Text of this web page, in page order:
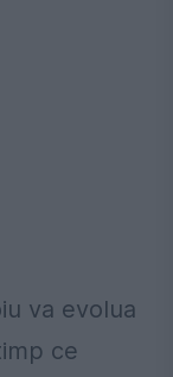
va evolua
ce